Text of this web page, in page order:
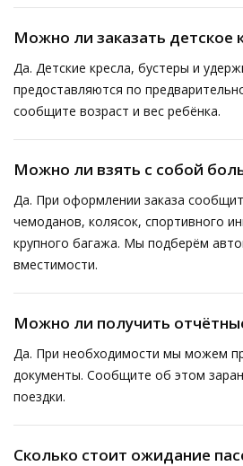
Можно ли заказать детское
Да. Детские кресла, бустеры и
предоставляются по
сообщите возраст и вес ребёнка.
Можно ли взять с собой
Да. При оформлении заказа
чемоданов, колясок, спортивного
крупного багажа. Мы подберём
вместимости.
Можно ли получить
Да. При необходимости мы можем
документы. Сообщите об этом
поездки.
Сколько стоит ожидание